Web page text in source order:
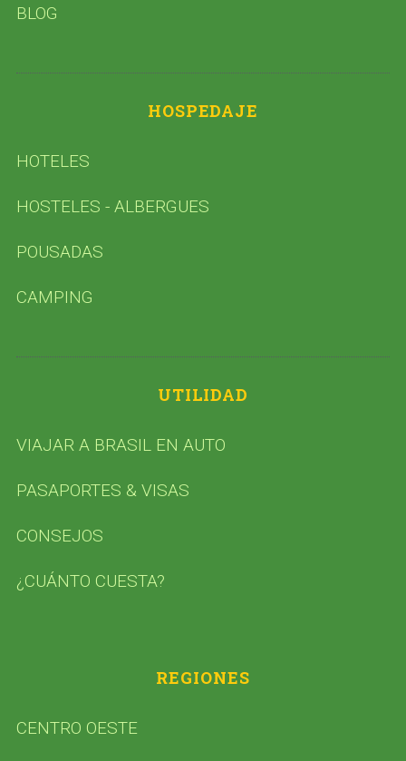
BLOG
HOSPEDAJE
HOTELES
HOSTELES - ALBERGUES
POUSADAS
CAMPING
UTILIDAD
VIAJAR A BRASIL EN AUTO
PASAPORTES & VISAS
CONSEJOS
¿CUÁNTO CUESTA?
REGIONES
CENTRO OESTE